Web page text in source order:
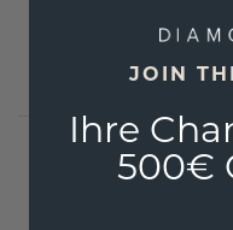
Exkl. MwSt. & Zölle
JOIN
Ihre
500€